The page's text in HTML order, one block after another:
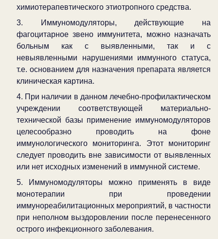
химиотерапевтического этиотропного средства.
3. Иммуномодуляторы, действующие на
фагоцитарное звено иммунитета, можно назначать
больным как с выявленными, так и с
невыявленными нарушениями иммунного статуса,
т.е. основанием для назначения препарата является
клиническая картина.
4. При наличии в данном лечебно-профилактическом
учреждении соответствующей материально-
технической базы применение иммуномодуляторов
целесообразно проводить на фоне
иммунологического мониторинга. Этот мониторинг
следует проводить вне зависимости от выявленных
или нет исходных изменений в иммунной системе.
5. Иммуномодуляторы можно применять в виде
монотерапии при проведении
иммунореабилитационных мероприятий, в частности
при неполном выздоровлении после перенесенного
острого инфекционного заболевания.